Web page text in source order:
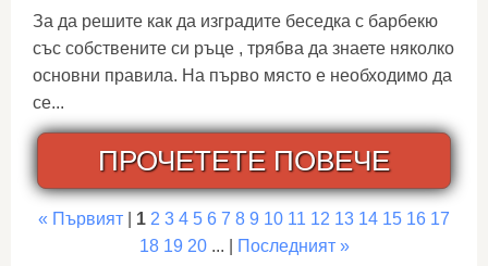
За да решите как да изградите беседка с барбекю
със собствените си ръце , трябва да знаете няколко
основни правила. На първо място е необходимо да
се...
ПРОЧЕТЕТЕ ПОВЕЧЕ
« Първият 1 2 3 4 5 6 7 8 9 10 11 12 13 14 15 16 17
18 19 20... | Последният »